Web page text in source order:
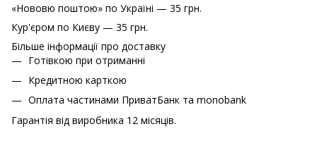
«Нововю поштою» по Україні — 35 грн.
Кур'єром по Києву — 35 грн.
Більше інформації про доставку
Готівкою при отриманні
Кредитною карткою
Оплата частинами ПриватБанк та monobank
Гарантія від виробника 12 місяців.